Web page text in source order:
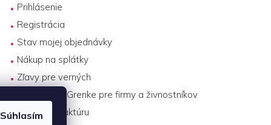
Súhlasím
Prihlásenie
Registrácia
Stav mojej objednávky
Nákup na splátky
Zľavy pre verných
Biznis lízing Grenke pre firmy a živnostníkov
Platba na faktúru